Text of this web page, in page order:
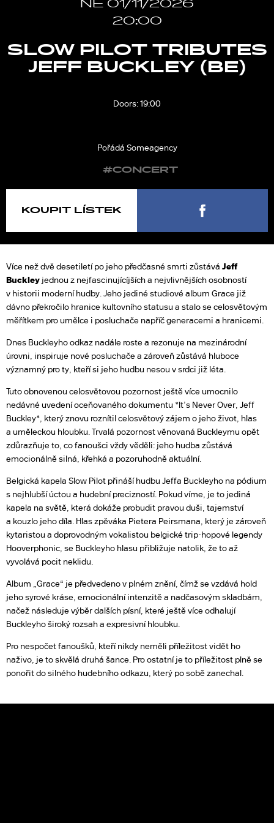
NE 01/11/2026
20:00
SLOW PILOT TRIBUTES
JEFF BUCKLEY (BE)
Doors: 19:00
Pořádá Someagency
#CONCERT
KOUPIT LÍSTEK
Více než dvě desetiletí po jeho předčasné smrti zůstává Jeff
Buckley jednou z nejfascinujícíjších a nejvlivnějších osobností
v historii moderní hudby. Jeho jediné studiové album Grace již
dávno překročilo hranice kultovního statusu a stalo se celosvětovým
měřítkem pro umělce i posluchače napříč generacemi a hranicemi.
Dnes Buckleyho odkaz nadále roste a rezonuje na mezinárodní
úrovni, inspiruje nové posluchače a zároveň zůstává hluboce
významný pro ty, kteří si jeho hudbu nesou v srdci již léta.
Tuto obnovenou celosvětovou pozornost ještě více umocnilo
nedávné uvedení oceňovaného dokumentu *It’s Never Over, Jeff
Buckley*, který znovu roznítil celosvětový zájem o jeho život, hlas
a uměleckou hloubku. Trvalá pozornost věnovaná Buckleymu opět
zdůrazňuje to, co fanoušci vždy věděli: jeho hudba zůstává
emocionálně silná, křehká a pozoruhodně aktuální.
Belgická kapela Slow Pilot přináší hudbu Jeffa Buckleyho na pódium
s nejhlubší úctou a hudební precizností. Pokud víme, je to jediná
kapela na světě, která dokáže probudit pravou duši, tajemství
a kouzlo jeho díla. Hlas zpěváka Pietera Peirsmana, který je zároveň
kytaristou a doprovodným vokalistou belgické trip-hopové legendy
Hooverphonic, se Buckleyho hlasu přibližuje natolik, že to až
vyvolává pocit neklidu.
Album „Grace“ je předvedeno v plném znění, čímž se vzdává hold
jeho syrové kráse, emocionální intenzitě a nadčasovým skladbám,
načež následuje výběr dalších písní, které ještě více odhalují
Buckleyho široký rozsah a expresivní hloubku.
Pro nespočet fanoušků, kteří nikdy neměli příležitost vidět ho
naživo, je to skvělá druhá šance. Pro ostatní je to příležitost plně se
ponořit do silného hudebního odkazu, který po sobě zanechal.